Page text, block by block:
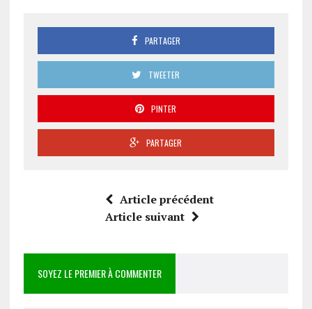
PARTAGER
TWEETER
PINTER
PARTAGER
Article précédent
Article suivant
SOYEZ LE PREMIER À COMMENTER